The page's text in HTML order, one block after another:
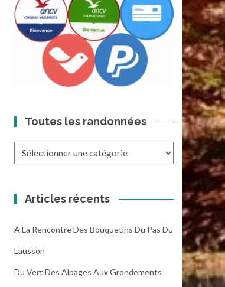
Toutes les randonnées
Articles récents
À La Rencontre Des Bouquetins Du Pas Du
Lausson
Du Vert Des Alpages Aux Grondements